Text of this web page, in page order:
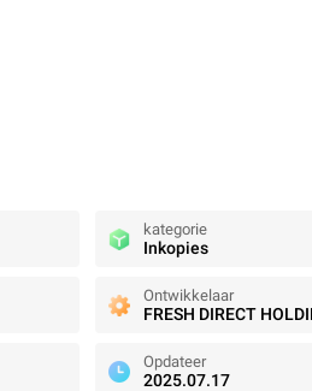
kategorie
Inkopies
Ontwikkelaar
FRESH DIRECT
Opdateer
2025.07.17